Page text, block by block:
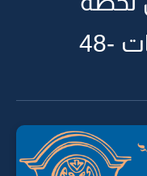
-48